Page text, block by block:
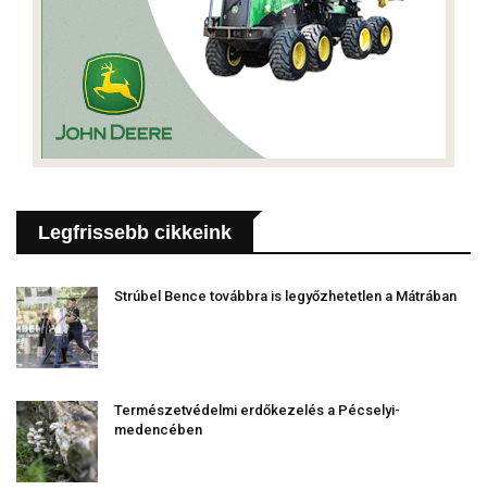
Legfrissebb cikkeink
Strúbel Bence továbbra is legyőzhetetlen a Mátrában
Természetvédelmi erdőkezelés a Pécselyi-
medencében